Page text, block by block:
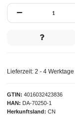
GTIN 4016032423836
HAN
DA-70250-1
Herkunftsland
CN
Lieferzeit: 2 - 4 Werktage